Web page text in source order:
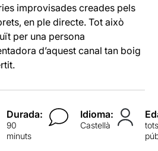
improvisades creades pels
en ple directe. Tot això
per una persona
d’aquest canal tan boig
Durada:
90
minuts
Idioma:
Castellà